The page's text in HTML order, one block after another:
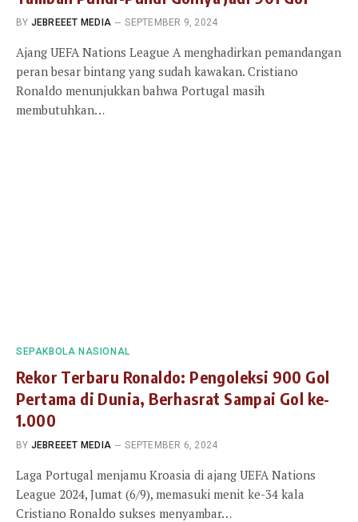
BY JEBREEET MEDIA SEPTEMBER 9, 2024
Ajang UEFA Nations League A menghadirkan pemandangan
peran besar bintang yang sudah kawakan. Cristiano
Ronaldo menunjukkan bahwa Portugal masih
membutuhkan…
SEPAKBOLA NASIONAL
Rekor Terbaru Ronaldo: Pengoleksi 900 Gol
Pertama di Dunia, Berhasrat Sampai Gol ke-
1.000
BY JEBREEET MEDIA SEPTEMBER 6, 2024
Laga Portugal menjamu Kroasia di ajang UEFA Nations
League 2024, Jumat (6/9), memasuki menit ke-34 kala
Cristiano Ronaldo sukses menyambar…